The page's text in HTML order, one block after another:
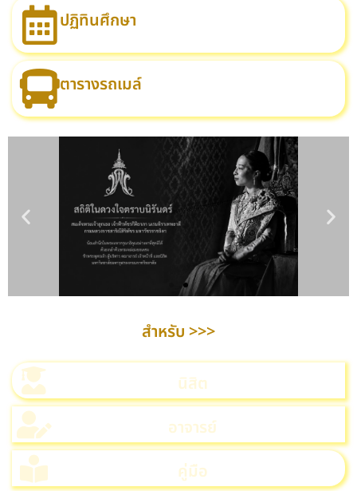
ปฏิทินศึกษา
ตารางรถเมล์
สำหรับ >>>
นิสิต
อาจารย์
คู่มือ